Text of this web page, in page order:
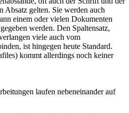
Absatz gelten. Sie werden auch
einem oder vielen Dokumenten
werden. Den Spaltensatz,
viele auch vom
ist hingegen heute Standard.
kommt allerdings noch keiner
laufen nebeneinander auf